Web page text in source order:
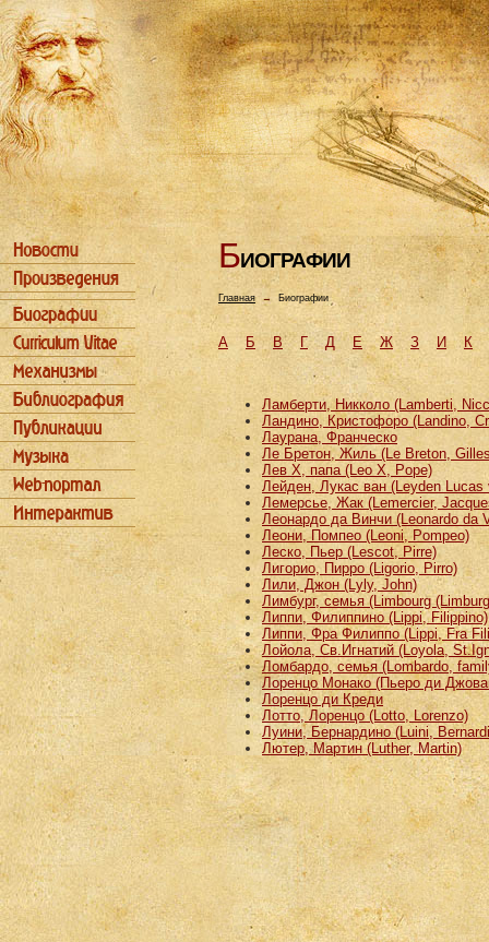
БИОГРАФИИ
Главная→ Биографии
А Б В Г Д Е Ж З И К
Ламберти, Никколо (Lamberti,
Ландино, Кристофоро (Landino,
Лаурана, Франческо
Ле Бретон, Жиль (Le Breton,
Лев X, папa (Leo X, Pope)
Лейден, Лукас ван (Leyden Lucas
Лемерсье, Жак (Lemercier,
Леонардо да Винчи (Leonardo da
Леони, Помпео (Leoni, Pompeo)
Леско, Пьер (Lescot, Pirre)
Лигорио, Пирро (Ligorio, Pirro)
Лили, Джон (Lyly, John)
Лимбург, семья (Limbourg
Липпи, Филиппино (Lippi, Filippino)
Липпи, Фра Филиппо (Lippi, Fra
Лойола, Св.Игнатий (Loyola,
Ломбардо, семья (Lombardo,
Лоренцо Монако (Пьеро ди
Лоренцо ди Креди
Лотто, Лоренцо (Lotto, Lorenzo)
Луини, Бернардино (Luini,
Лютер, Мартин (Luther, Martin)